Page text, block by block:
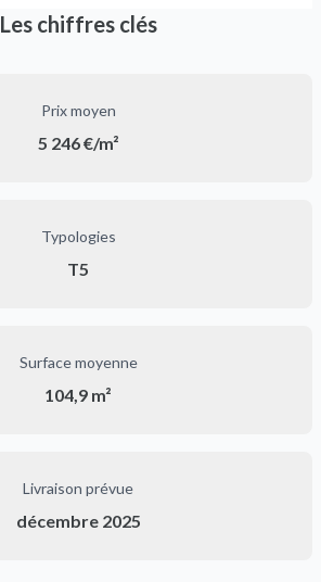
Les chiffres clés
Prix moyen
5 246 €/m²
Typologies
T5
Surface moyenne
104,9 m²
Livraison prévue
décembre 2025